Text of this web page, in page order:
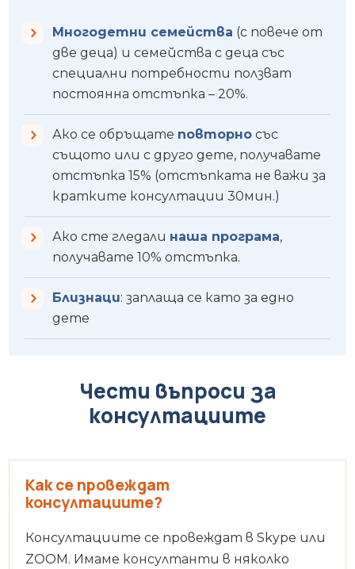
Многодетни семейства (с повече от
две деца) и семейства с деца със
специални потребности ползват
постоянна отстъпка – 20%.
Ако се обръщате повторно със
същото или с друго дете, получавате
отстъпка 15% (отстъпката не важи за
кратките консултации 30мин.)
Ако сте гледали наша програма,
получавате 10% отстъпка.
Близнаци: заплаща се като за едно
дете
Чести въпроси за
консултациите
Как се провеждат
консултациите?
Консултациите се провеждат в Skype или
ZOOM. Имаме консултанти в няколко